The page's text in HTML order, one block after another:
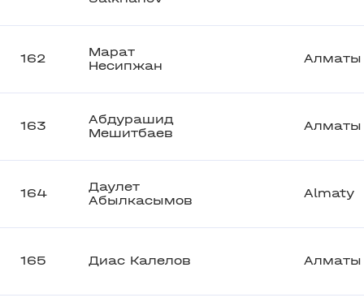
162
Марат
Несипжан
Алматы
163
Абдурашид
Мешитбаев
Алматы
164
Даулет
Абылкасымов
Almaty
165 Диас Калелов Алматы